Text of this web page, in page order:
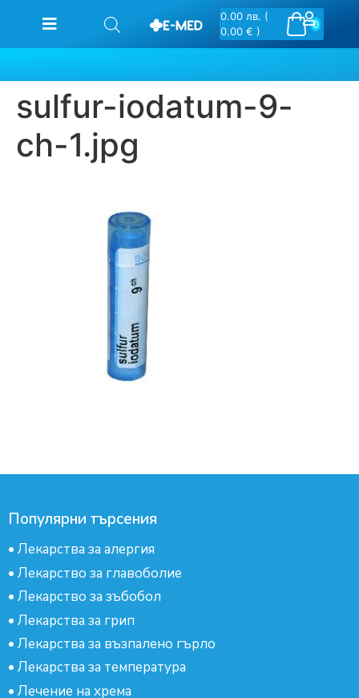
0
0.00 лв. (
0.00 € )
sulfur-iodatum-9-
ch-1.jpg
Популярни търсения
• Лекарства за алергия
• Лекарство за главоболие
• Лекарство за зъбобол
• Лекарства за грип
• Лекарства за възпалено гърло
• Лекарства за температура
• Лечение на хрема